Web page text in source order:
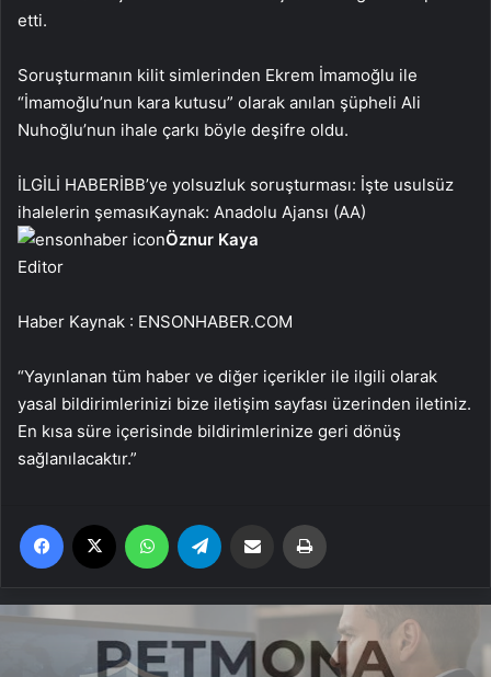
etti.
Soruşturmanın kilit simlerinden Ekrem İmamoğlu ile
“İmamoğlu’nun kara kutusu” olarak anılan şüpheli Ali
Nuhoğlu’nun ihale çarkı böyle deşifre oldu.
İLGİLİ HABERİBB’ye yolsuzluk soruşturması: İşte usulsüz
ihalelerin şemasıKaynak: Anadolu Ajansı (AA)
Öznur Kaya
Editor
Haber Kaynak : ENSONHABER.COM
“Yayınlanan tüm haber ve diğer içerikler ile ilgili olarak
yasal bildirimlerinizi bize iletişim sayfası üzerinden iletiniz.
En kısa süre içerisinde bildirimlerinize geri dönüş
sağlanılacaktır.”
Facebook WhatsApp Email'den paylaş